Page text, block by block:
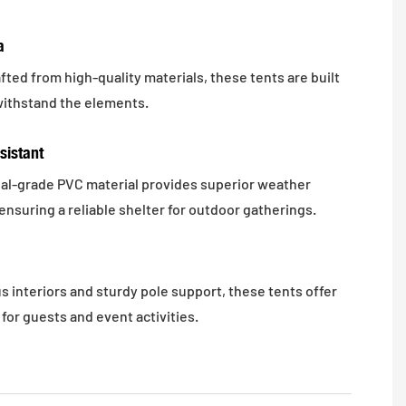
from high-quality materials, these tents are built
the elements.
grade PVC material provides superior weather
a reliable shelter for outdoor gatherings.
interiors and sturdy pole support, these tents offer
guests and event activities.